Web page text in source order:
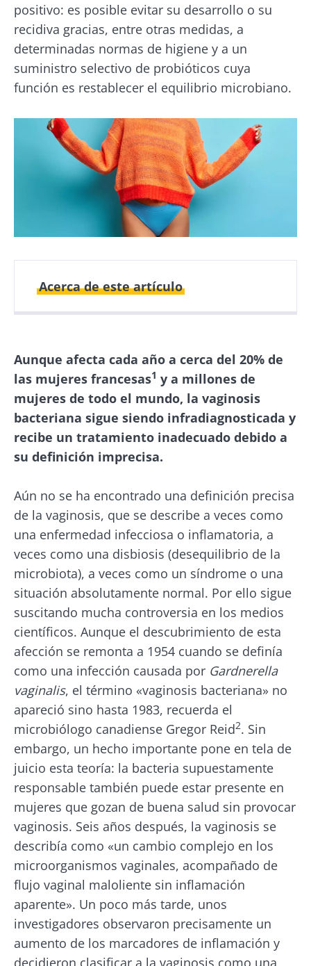
positivo: es posible evitar su desarrollo o su
recidiva gracias, entre otras medidas, a
determinadas normas de higiene y a un
suministro selectivo de probióticos cuya
función es restablecer el equilibrio microbiano.
Acerca de este artículo
09 Octubre 2019
30 Mayo 2024
Aunque afecta cada año a cerca del 20% de
las mujeres francesas1 y a millones de
mujeres de todo el mundo, la vaginosis
bacteriana sigue siendo infradiagnosticada y
recibe un tratamiento inadecuado debido a
su definición imprecisa.
Aún no se ha encontrado una definición precisa
de la vaginosis, que se describe a veces como
una enfermedad infecciosa o inflamatoria, a
veces como una disbiosis (desequilibrio de la
microbiota), a veces como un síndrome o una
situación absolutamente normal. Por ello sigue
suscitando mucha controversia en los medios
científicos. Aunque el descubrimiento de esta
afección se remonta a 1954 cuando se definía
como una infección causada por Gardnerella
vaginalis, el término «vaginosis bacteriana» no
apareció sino hasta 1983, recuerda el
microbiólogo canadiense Gregor Reid2. Sin
embargo, un hecho importante pone en tela de
juicio esta teoría: la bacteria supuestamente
responsable también puede estar presente en
mujeres que gozan de buena salud sin provocar
vaginosis. Seis años después, la vaginosis se
describía como «un cambio complejo en los
microorganismos vaginales, acompañado de
flujo vaginal maloliente sin inflamación
aparente». Un poco más tarde, unos
investigadores observaron precisamente un
aumento de los marcadores de inflamación y
decidieron clasificar a la vaginosis como una